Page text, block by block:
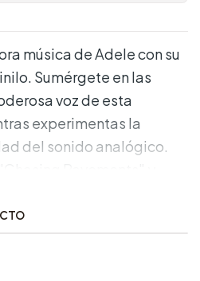
música de Adele con su
Sumérgete en las
voz de esta
experimentas la
del sonido analógico.
LP te transportará a
rusa de emociones, desde
Con una